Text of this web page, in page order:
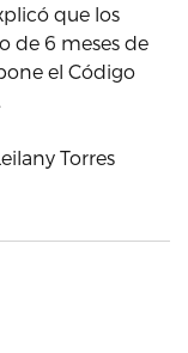
que los
de 6 meses de
el Código
Torres